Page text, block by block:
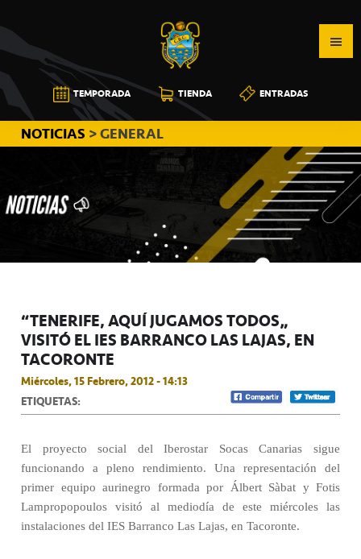
a
la
navegación
principal
al
contenido
principal
a
la
barra
lateral
principal
CB
CANARIAS
TEMPORADA TIENDA ENTRADAS
NOTICIAS > GENERAL
“TENERIFE, AQUÍ JUGAMOS TODOS”
VISITÓ EL IES BARRANCO LAS LAJAS, EN
TACORONTE
Miércoles, 15 Febrero, 2012 - 14:13
ETIQUETAS:
El proyecto social del Iberostar Socas Canarias sigue
funcionando a pleno rendimiento. Una representación del
primer equipo aurinegro formada por Álbert Sàbat y Fotis
Lampropopoulos visitó al mediodía de este miércoles las
instalaciones del IES Barranco Las Lajas, en Tacoronte.